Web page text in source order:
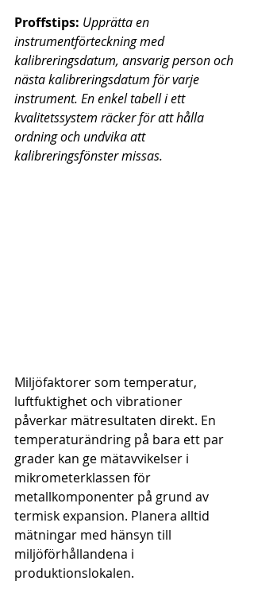
Proffstips: Upprätta en
instrumentförteckning med
kalibreringsdatum, ansvarig person och
nästa kalibreringsdatum för varje
instrument. En enkel tabell i ett
kvalitetssystem räcker för att hålla
ordning och undvika att
kalibreringsfönster missas.
Miljöfaktorer som temperatur,
luftfuktighet och vibrationer
påverkar mätresultaten direkt. En
temperaturändring på bara ett par
grader kan ge mätavvikelser i
mikrometerklassen för
metallkomponenter på grund av
termisk expansion. Planera alltid
mätningar med hänsyn till
miljöförhållandena i
produktionslokalen.